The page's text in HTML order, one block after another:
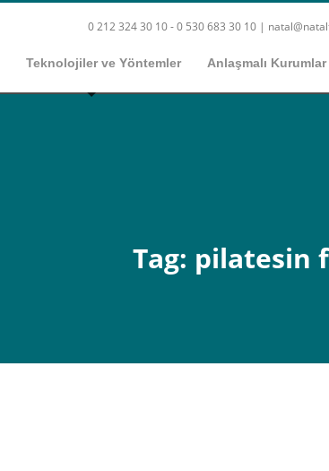
0 212 324 30 10 - 0 530 683 30 10 |
Teknolojiler ve Yöntemler Anlaşmalı Kurumlar
Tag: pilatesin